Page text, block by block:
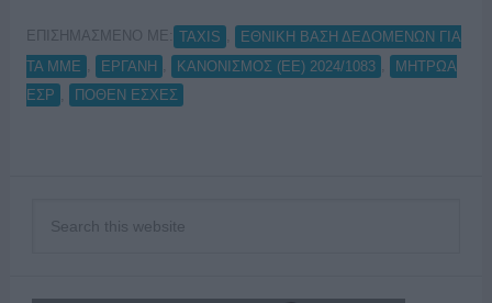
ΕΠΙΣΗΜΑΣΜΕΝΟ ΜΕ: TAXIS
ΕΘΝΙΚΗ ΒΑΣΗ ΔΕΔΟΜΕΝΩΝ ΓΙΑ
ΤΑ ΜΜΕ
ΕΡΓΑΝΗ ΚΑΝΟΝΙΣΜΟΣ (ΕΕ) 2024/1083
ΜΗΤΡΩΑ
ΕΣΡ
ΠΟΘΕΝ ΕΣΧΕΣ